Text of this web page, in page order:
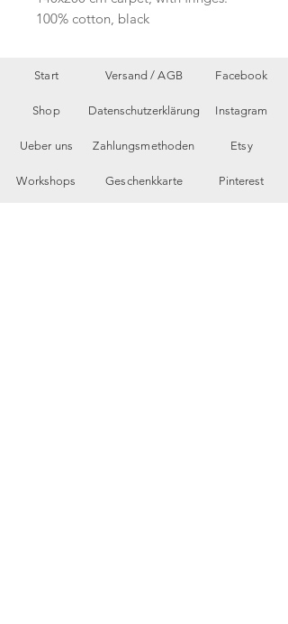
100% cotton, black
Start
Shop
Ueber uns
Workshops
Versand /AGB
Datenschutzerklärung
Zahlungsmethoden
Geschenkkarte
Facebook
Instagram
Etsy
Pinterest